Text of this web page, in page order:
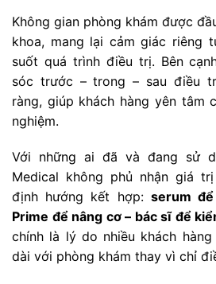
Không gian phòng khám được
khoa, mang lại cảm giác riêng
suốt quá trình điều trị. Bên
sóc trước – trong – sau điều
ràng, giúp khách hàng yên tâm
nghiệm.
Với những ai đã và đang sử
Medical không phủ nhận giá
định hướng kết hợp: serum
Prime để nâng cơ – bác sĩ để
chính là lý do nhiều khách
dài với phòng khám thay vì chỉ